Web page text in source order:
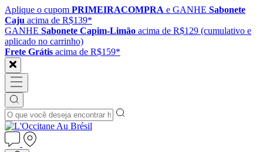
Aplique o cupom PRIMEIRACOMPRA e GANHE Sabonete
Caju acima de R$139*
GANHE Sabonete Capim-Limão acima de R$129 (cumulativo e
aplicado no carrinho)
Frete Grátis acima de R$159*